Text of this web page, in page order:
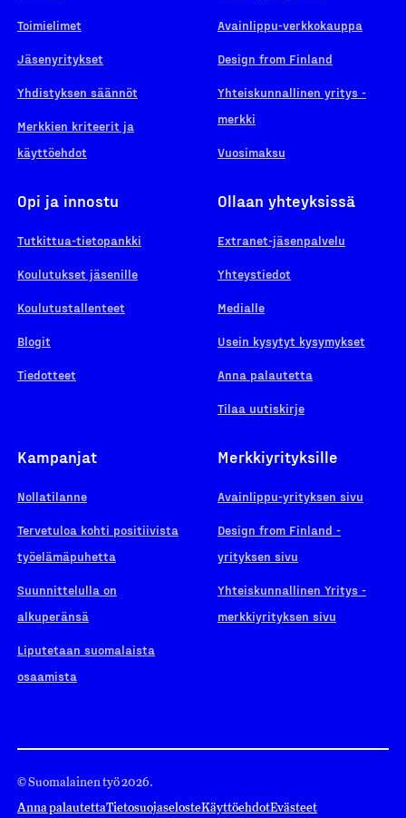
Toimielimet
Jäsenyritykset
Yhdistyksen säännöt
Merkkien kriteerit ja
käyttöehdot
Avainlippu-verkkokauppa
Design from Finland
Yhteiskunnallinen yritys -
merkki
Vuosimaksu
Opi ja innostu
Tutkittua-tietopankki
Koulutukset jäsenille
Koulutustallenteet
Blogit
Tiedotteet
Ollaan yhteyksissä
Extranet-jäsenpalvelu
Yhteystiedot
Medialle
Usein kysytyt kysymykset
Anna palautetta
Tilaa uutiskirje
Kampanjat
Nollatilanne
Tervetuloa kohti positiivista
työelämäpuhetta
Suunnittelulla on
alkuperänsä
Liputetaan suomalaista
osaamista
Merkkiyrityksille
Avainlippu-yrityksen sivu
Design from Finland -
yrityksen sivu
Yhteiskunnallinen Yritys -
merkkiyrityksen sivu
© Suomalainen työ 2026.
Anna palautettaTietosuojaselosteKäyttöehdotEvästeet